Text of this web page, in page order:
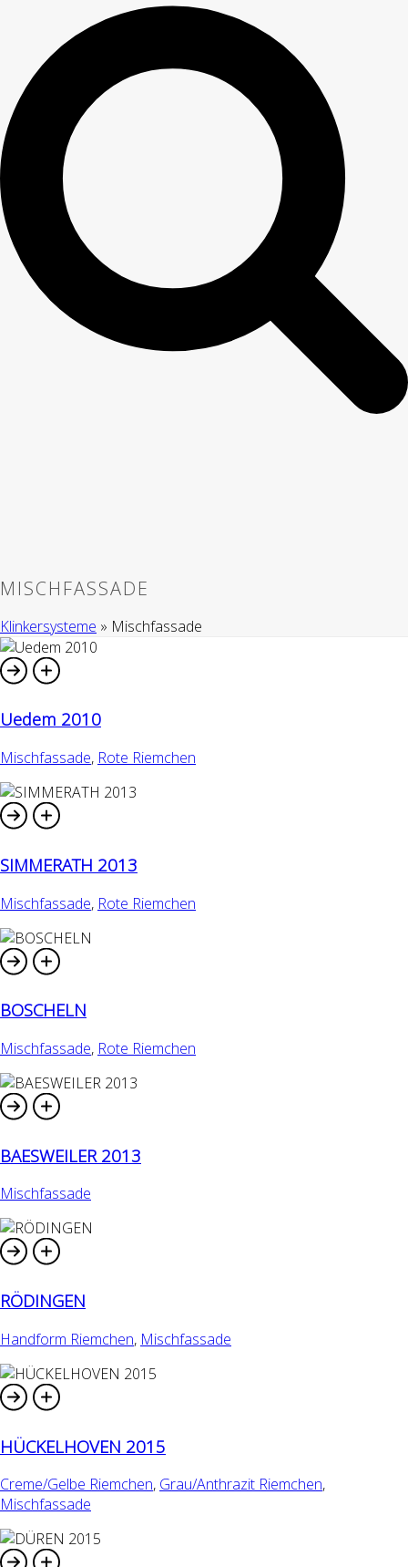
MISCHFASSADE
Klinkersysteme » Mischfassade
Uedem 2010
Mischfassade, Rote Riemchen
SIMMERATH 2013
Mischfassade, Rote Riemchen
BOSCHELN
Mischfassade, Rote Riemchen
BAESWEILER 2013
Mischfassade
RÖDINGEN
Handform Riemchen, Mischfassade
HÜCKELHOVEN 2015
Creme/Gelbe Riemchen, Grau/Anthrazit Riemchen,
Mischfassade